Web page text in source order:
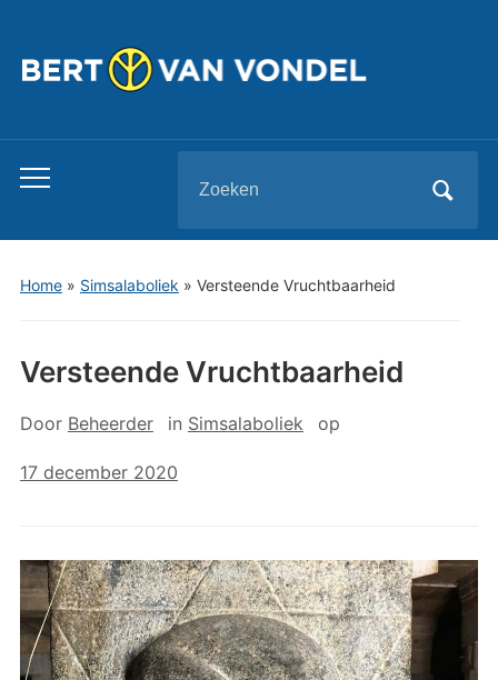
Toggle
menu
naar:
Home» Simsalaboliek » Versteende Vruchtbaarheid
Versteende Vruchtbaarheid
Door Beheerder in Simsalaboliek op
17 december 2020